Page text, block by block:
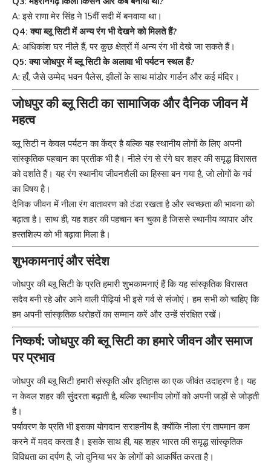
A: इसे राणा मेर सिंह ने 15वीं सदी में बनवाया था।
Q4: क्या ब्लू सिटी में अन्य रंग भी देखने को मिलते हैं?
A: अधिकांश घर नीले हैं, पर कुछ क्षेत्रों में अन्य रंग भी देखे जा सकते हैं।
Q5: क्या जोधपुर में ब्लू सिटी के अलावा भी पर्यटन स्थल हैं?
A: हाँ, जैसे उम्मेद भवन पैलेस, झीलों के साथ मांडोर गार्डन और कई मंदिर।
जोधपुर की ब्लू सिटी का सामाजिक और दैनिक जीवन में
महत्व
ब्लू सिटी न केवल पर्यटन का केंद्र है बल्कि यह स्थानीय लोगों के लिए अपनी
सांस्कृतिक पहचान का प्रतीक भी है। नीले रंग से रंगे घर शहर की समृद्ध विरासत
को दर्शाते हैं। यह रंग स्थानीय जीवनशैली का हिस्सा बन गया है, जो लोगों के गर्व
का विषय है।
दैनिक जीवन में नीला रंग वातावरण को ठंडा रखता है और स्वच्छता की भावना को
बढ़ाता है। साथ ही, यह शहर की पहचान बन चुका है जिससे स्थानीय व्यापार और
हस्तशिल्प को भी बढ़ावा मिला है।
शुभकामनाएं और संदेश
जोधपुर की ब्लू सिटी के प्रति हमारी शुभकामनाएं हैं कि यह सांस्कृतिक विरासत
सदैव बनी रहे और आने वाली पीढ़ियां भी इसे गर्व से संजोएं। हम सभी को चाहिए कि
हम अपनी सांस्कृतिक धरोहरों का सम्मान करें और उन्हें संरक्षित रखें।
निष्कर्ष: जोधपुर की ब्लू सिटी का हमारे जीवन और समाज
पर प्रभाव
जोधपुर कीब्लू सिटीहमारी संस्कृति और इतिहास का एक जीवंत उदाहरण है। यह
न केवल शहर की सुंदरता बढ़ाती है, बल्कि स्थानीय लोगों को अपनी जड़ों से जोड़ती
है।
पर्यावरण के प्रति भी इसका योगदान सराहनीय है, क्योंकि नीला रंग तापमान कम
करने में मदद करता है। इसके साथ ही, यह शहर भारत की समृद्ध सांस्कृतिक
विविधता का दर्पण है, जो दुनिया भर के लोगों को आकर्षित करता है।